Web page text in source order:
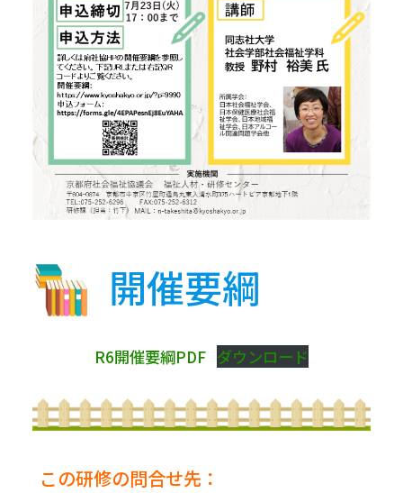
開催要綱
R6開催要綱PDF ダウンロード
この研修の問合せ先：